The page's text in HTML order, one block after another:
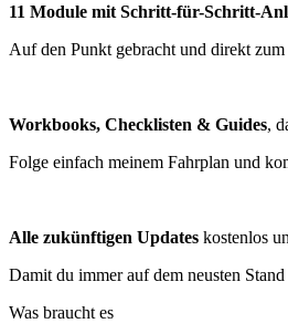
11 Module mit Schritt-für-Schritt-
Auf den Punkt gebracht und direkt
Workbooks, Checklisten & Guides,
Folge einfach meinem Fahrplan und
Alle zukünftigen Updates kostenlos
Damit du immer auf dem neusten Stand
Was braucht es